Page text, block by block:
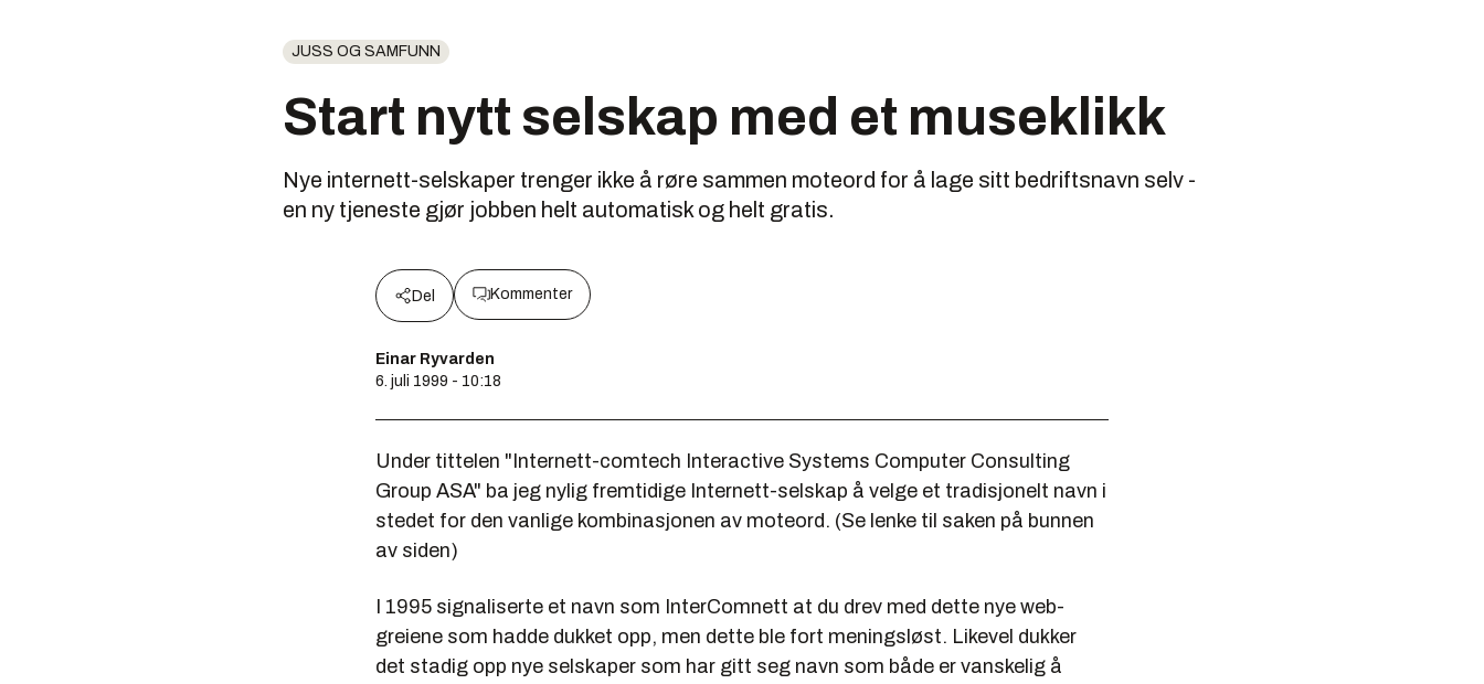
JUSS OG SAMFUNN
Start nytt selskap med et museklikk
Nye internett-selskaper trenger ikke å røre sammen moteord for å lage sitt bedriftsnavn selv -
en ny tjeneste gjør jobben helt automatisk og helt gratis.
Del Kommenter
Einar Ryvarden
6. juli 1999 - 10:18
Under tittelen "Internett-comtech Interactive Systems Computer Consulting
Group ASA" ba jeg nylig fremtidige Internett-selskap å velge et tradisjonelt navn i
stedet for den vanlige kombinasjonen av moteord. (Se lenke til saken på bunnen
av siden)
I 1995 signaliserte et navn som InterComnett at du drev med dette nye web-
greiene som hadde dukket opp, men dette ble fort meningsløst. Likevel dukker
det stadig opp nye selskaper som har gitt seg navn som både er vanskelig å